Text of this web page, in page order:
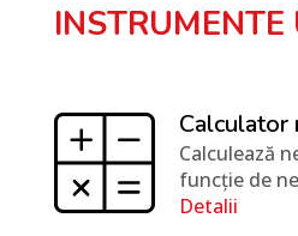
INSTRUMENTE
Calculator
Calculează
funcție de
Detalii